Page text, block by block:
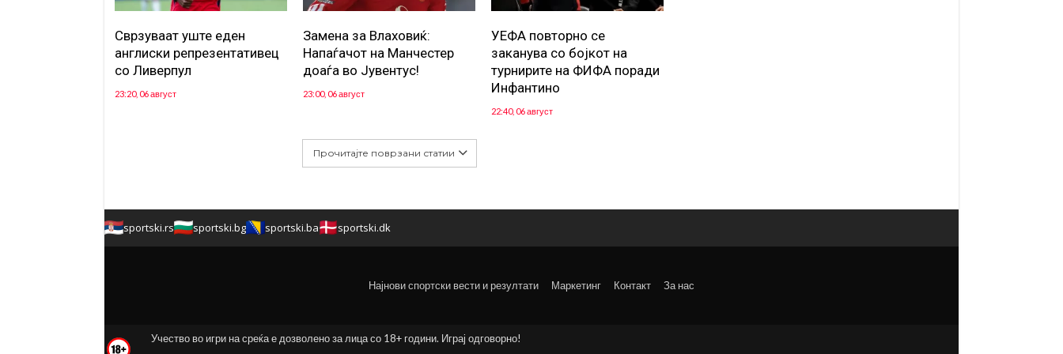
Сврзуваат уште еден
англиски репрезентативец
со Ливерпул
23:20, 06 август
Замена за Влаховиќ:
Напаѓачот на Манчестер
доаѓа во Јувентус!
23:00, 06 август
УЕФА повторно се
заканува со бојкот на
турнирите на ФИФА поради
Инфантино
22:40, 06 август
Прочитајте поврзани статии
sportski.rs sportski.bg sportski.ba sportski.dk
Најнови спортски вести и резултати Маркетинг Контакт За нас
Учество во игри на среќа е дозволено за лица со 18+ години. Играј одговорно!